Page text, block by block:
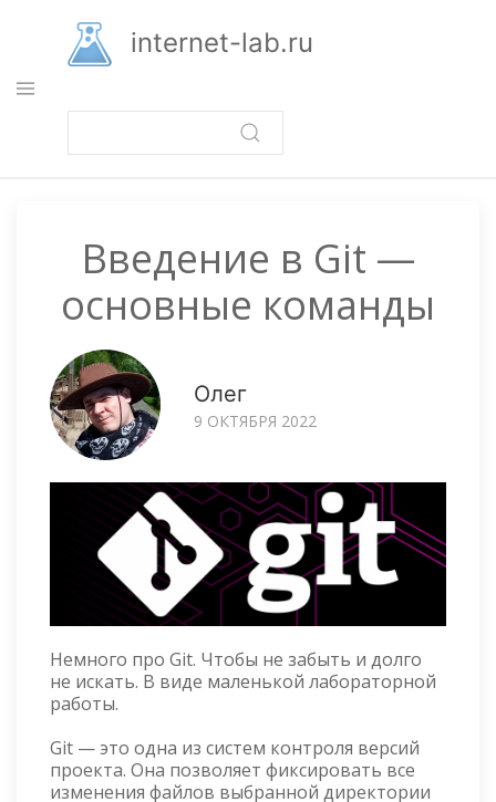
основному
содержанию
internet-lab.ru
Введение в Git —
основные команды
Олег
9 ОКТЯБРЯ 2022
Немного про Git. Чтобы не забыть и долго
не искать. В виде маленькой лабораторной
работы.
Git — это одна из систем контроля версий
проекта. Она позволяет фиксировать все
изменения файлов выбранной директории